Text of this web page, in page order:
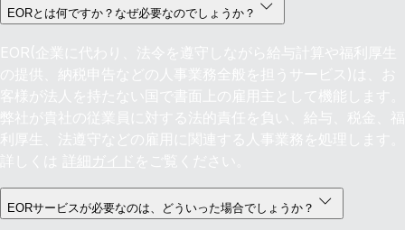
EORとは何ですか？なぜ必要なのでしょうか？
EOR(企業に代わり、法令を遵守しながら給与計算や福利厚生
の提供、納税申告などの人事業務全般を担うサービス)は、お
客様が法人を持たない国で書面上の雇用主として機能します。
弊社が貴社の従業員に対する法的責任を負い、給与、税金、福
利厚生、法遵守などの雇用に関連する人事業務を処理します。
詳しくは
詳細ガイド をご覧ください。
EORサービスが必要なのは、どういった場合でしょうか？